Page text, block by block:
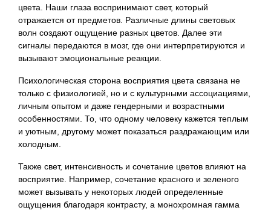
цвета. Наши глаза воспринимают свет, который
отражается от предметов. Различные длины световых
волн создают ощущение разных цветов. Далее эти
сигналы передаются в мозг, где они интерпретируются и
вызывают эмоциональные реакции.
Психологическая сторона восприятия цвета связана не
только с физиологией, но и с культурными ассоциациями,
личным опытом и даже гендерными и возрастными
особенностями. То, что одному человеку кажется теплым
и уютным, другому может показаться раздражающим или
холодным.
Также свет, интенсивность и сочетание цветов влияют на
восприятие. Например, сочетание красного и зеленого
может вызывать у некоторых людей определенные
ощущения благодаря контрасту, а монохромная гамма